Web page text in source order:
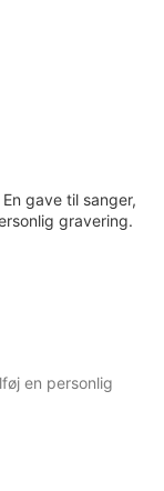
en personlig